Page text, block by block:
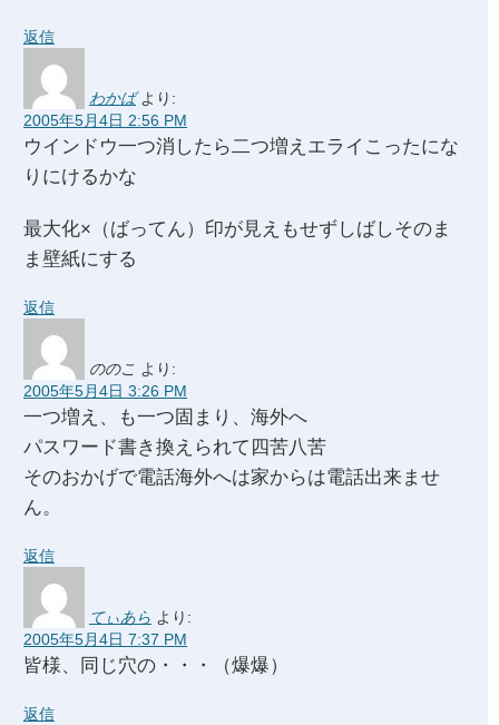
返信
わかば より:
2005年5月4日 2:56 PM
ウインドウ一つ消したら二つ増えエライこったにな
りにけるかな
最大化×（ばってん）印が見えもせずしばしそのま
ま壁紙にする
返信
ののこ より:
2005年5月4日 3:26 PM
一つ増え、も一つ固まり、海外へ
パスワード書き換えられて四苦八苦
そのおかげで電話海外へは家からは電話出来ませ
ん。
返信
てぃあら より:
2005年5月4日 7:37 PM
皆様、同じ穴の・・・（爆爆）
返信